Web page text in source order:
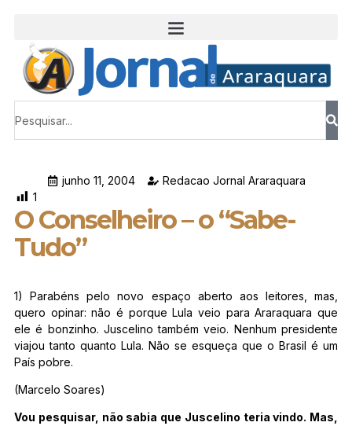
junho 11, 2004
Redacao Jornal Araraquara
1
O Conselheiro – o “Sabe-
Tudo”
1) Parabéns pelo novo espaço aberto aos leitores, mas,
quero opinar: não é porque Lula veio para Araraquara que
ele é bonzinho. Juscelino também veio. Nenhum presidente
viajou tanto quanto Lula. Não se esqueça que o Brasil é um
País pobre.
(Marcelo Soares)
Vou pesquisar, não sabia que Juscelino teria vindo. Mas,